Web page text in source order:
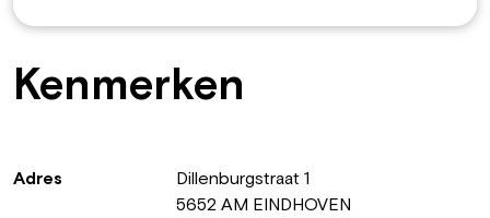
Kenmerken
Adres
Dillenburgstraat 1
5652 AM EINDHOVEN